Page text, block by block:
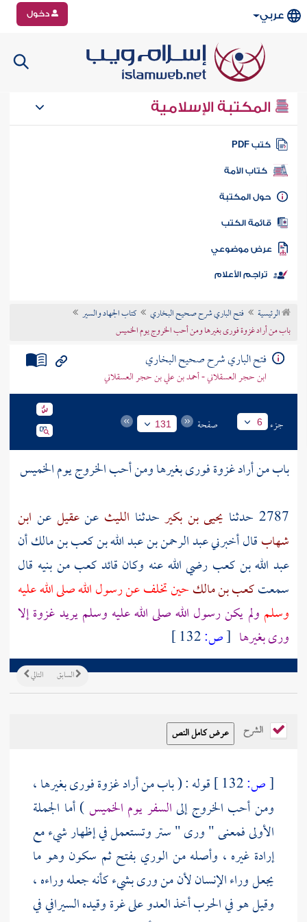
عربي دخول
المكتبة الإسلامية
كتب PDF
كتاب الأمة
المكتبة
الكتب
موضوعي
تراجم الأعلام
الرئيسية فتح الباري شرح صحيح البخاري
كتاب الجهاد والسير
باب من أراد غزوة فورى بغيرها ومن أحب الخروج يوم الخميس
فتح الباري شرح صحيح البخاري
ابن حجر العسقلاني - أحمد بن علي بن حجر العسقلاني
جزء 6 صفحة 131
باب من أراد غزوة فورى بغيرها ومن أحب الخروج يوم الخميس
2787 حدثنا
يحيى بن بكير حدثنا الليث عنعقيلعن ابن
شهابقال أخبرنيعبد الرحمن بن عبد الله بن كعب بن مالكأن
عبد الله بن كعب رضي الله عنه وكان قائدكعبمن بنيه قال
سمعتكعب بن مالكحين تخلف عن رسول الله صلى الله عليه
وسلم ولم يكن رسول الله صلى الله عليه وسلم يريد غزوة إلا
ورى بغيرها [ص:
التالي السابق
الشرح
[ص:
قوله : ( باب من أراد غزوة فورى بغيرها ،
ومن أحب الخروج إلىالسفر يوم الخميس) أما الجملة
الأولى فمعنى " ورى " ستر وتستعمل في إظهار شيء مع
إرادة غيره ، وأصله من الوري بفتح ثم سكون وهو ما
يجعل وراءالإنسانلأن من ورى بشيء كأنه جعله وراءه ،
وقيل هو في الحرب أخذ العدو على غرة وقيدهالسيرافيفي